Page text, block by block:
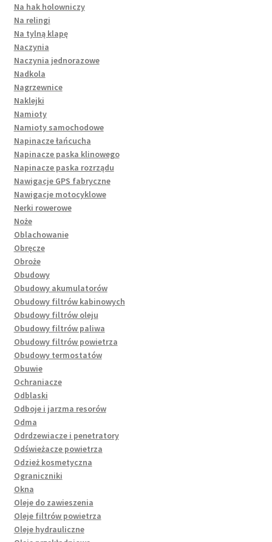
Na hak holowniczy
Na relingi
Na tylną klapę
Naczynia
Naczynia jednorazowe
Nadkola
Nagrzewnice
Naklejki
Namioty
Namioty samochodowe
Napinacze łańcucha
Napinacze paska klinowego
Napinacze paska rozrządu
Nawigacje GPS fabryczne
Nawigacje motocyklowe
Nerki rowerowe
Noże
Oblachowanie
Obręcze
Obroże
Obudowy
Obudowy akumulatorów
Obudowy filtrów kabinowych
Obudowy filtrów oleju
Obudowy filtrów paliwa
Obudowy filtrów powietrza
Obudowy termostatów
Obuwie
Ochraniacze
Odblaski
Odboje i jarzma resorów
Odma
Odrdzewiacze i penetratory
Odświeżacze powietrza
Odzież kosmetyczna
Ograniczniki
Okna
Oleje do zawieszenia
Oleje filtrów powietrza
Oleje hydrauliczne